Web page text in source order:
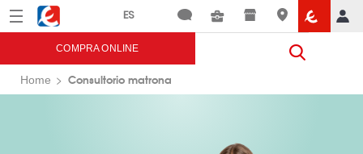
Menú Eroski
COMPRA ONLINE
Home Consultorio matrona